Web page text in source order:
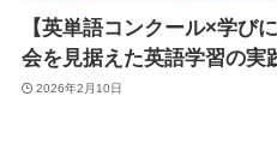
【英単語コンクール×学び
会を見据えた英語学習の実
2026年2月10日